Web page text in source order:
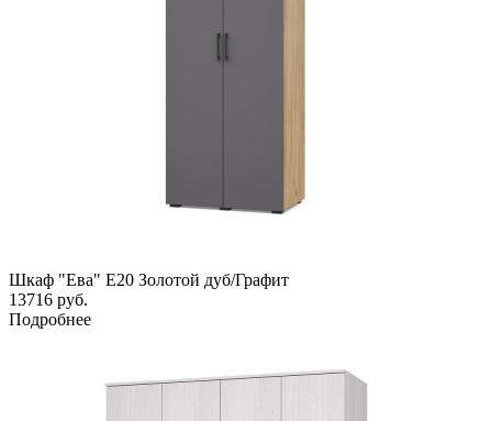
Шкаф "Ева" Е20 Золотой дуб/Графит
13716 руб.
Подробнее